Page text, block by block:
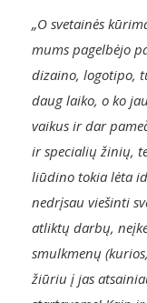
„O svetainės
mums pagelbėjo
dizaino, logotipo,
daug laiko, o ko
vaikus ir dar
ir specialių žinių,
liūdino tokia lėta
nedrįsau viešinti
atliktų darbų,
smulkmenų
žiūriu į jas